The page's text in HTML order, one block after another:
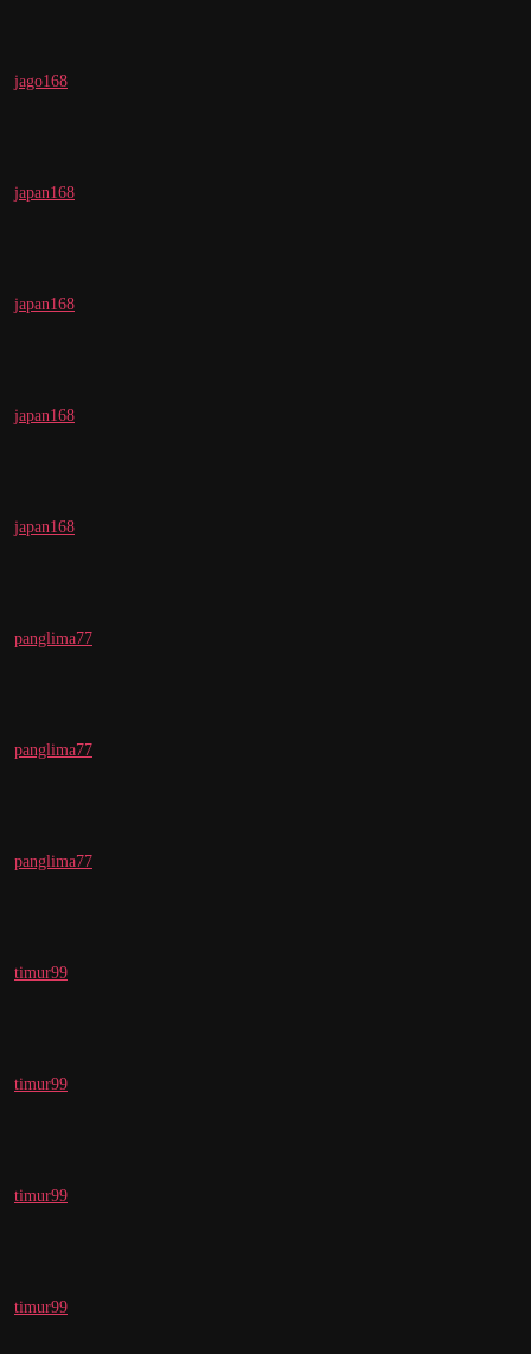
jago168
japan168
japan168
japan168
japan168
panglima77
panglima77
panglima77
timur99
timur99
timur99
timur99